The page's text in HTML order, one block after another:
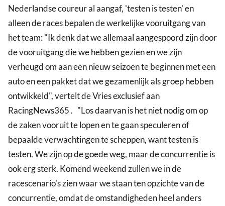
Nederlandse coureur al aangaf, 'testen is testen' en
alleen de races bepalen de werkelijke vooruitgang van
het team: "Ik denk dat we allemaal aangespoord zijn door
de vooruitgang die we hebben gezien en we zijn
verheugd om aan een nieuw seizoen te beginnen met een
auto en een pakket dat we gezamenlijk als groep hebben
ontwikkeld", vertelt de Vries exclusief aan
RacingNews365 . "Los daarvan is het niet nodig om op
de zaken vooruit te lopen en te gaan speculeren of
bepaalde verwachtingen te scheppen, want testen is
testen. We zijn op de goede weg, maar de concurrentie is
ook erg sterk. Komend weekend zullen we in de
racescenario's zien waar we staan ten opzichte van de
concurrentie, omdat de omstandigheden heel anders